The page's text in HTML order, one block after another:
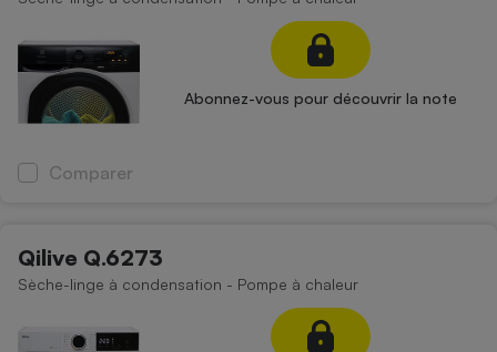
Abonnez-vous pour découvrir la note
Comparer
Qilive Q.6273
Sèche-linge à condensation - Pompe à chaleur